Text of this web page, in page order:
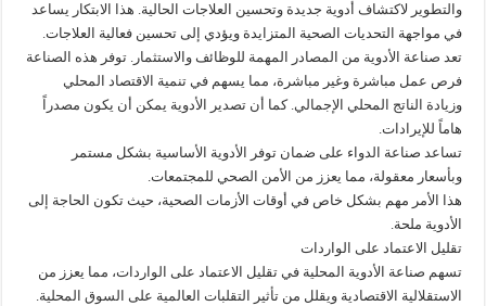
والتطوير لاكتشاف أدوية جديدة وتحسين العلاجات الحالية. هذا الابتكار يساعد
في مواجهة التحديات الصحية المتزايدة ويؤدي إلى تحسين فعالية العلاجات.
تعد صناعة الأدوية من المصادر المهمة للوظائف والاستثمار. توفر هذه الصناعة
فرص عمل مباشرة وغير مباشرة، مما يسهم في تنمية الاقتصاد المحلي
وزيادة الناتج المحلي الإجمالي. كما أن تصدير الأدوية يمكن أن يكون مصدراً
هاماً للإيرادات.
تساعد صناعة الدواء على ضمان توفر الأدوية الأساسية بشكل مستمر
وبأسعار معقولة، مما يعزز من الأمن الصحي للمجتمعات.
هذا الأمر مهم بشكل خاص في أوقات الأزمات الصحية، حيث تكون الحاجة إلى
الأدوية ملحة.
تقليل الاعتماد على الواردات
تسهم صناعة الأدوية المحلية في تقليل الاعتماد على الواردات، مما يعزز من
الاستقلالية الاقتصادية ويقلل من تأثير التقلبات العالمية على السوق المحلية.